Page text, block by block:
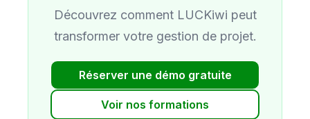
Découvrez comment LUCKiwi peut
transformer votre gestion de projet.
Réserver une démo gratuite
Voir nos formations